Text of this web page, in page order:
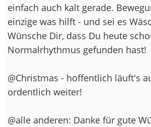
einfach auch kalt gerade.
einzige was hilft - und sei es
Wünsche Dir, dass Du heute
Normalrhythmus gefunden hast!
@Christmas - hoffentlich läuft's
ordentlich weiter!
@alle anderen: Danke für gute